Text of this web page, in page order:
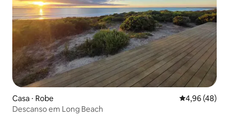
Casa ⋅ Robe 4,96 de uma
4,96 (48)
Descanso em Long Beach